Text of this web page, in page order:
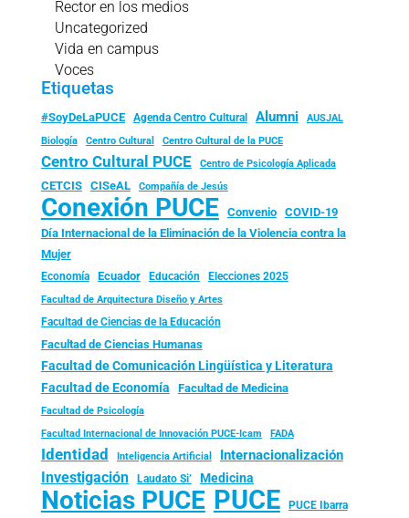
Rector en los medios
Uncategorized
Vida en campus
Voces
Etiquetas
#SoyDeLaPUCE Agenda Centro Cultural Alumni
AUSJAL
Biología
Centro Cultural Centro Cultural de la PUCE
Centro Cultural PUCE Centro de Psicología Aplicada
CETCIS CISeAL Compañía de Jesús
Conexión PUCE Convenio
COVID-19
Día Internacional de la Eliminación de la Violencia contra la
Mujer
Economía Ecuador Educación Elecciones 2025
Facultad de Arquitectura Diseño y Artes
Facultad de Ciencias de la Educación
Facultad de Ciencias Humanas
Facultad de Comunicación Lingüística y Literatura
Facultad de Economía Facultad de Medicina
Facultad de Psicología
Facultad Internacional de Innovación PUCE-Icam FADA
Identidad Inteligencia Artificial Internacionalización
Investigación Laudato Si’ Medicina
Noticias PUCE PUCE PUCE Ibarra